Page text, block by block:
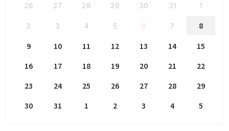
26 27 28 29 30 31 1
2 3 4 5 6 7
8
9
10 11 12 13 14
15
16
17 18 19 20 21
22
23
24 25 26 27 28
29
30
31 1 2 3 4 5